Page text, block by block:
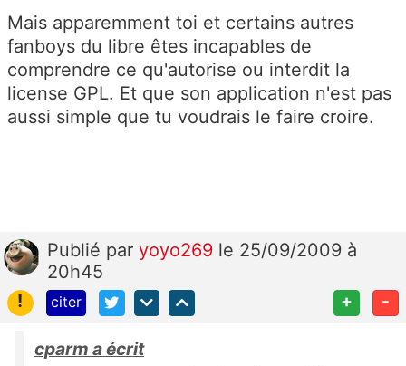
Mais apparemment toi et certains autres
fanboys du libre êtes incapables de
comprendre ce qu'autorise ou interdit la
license GPL. Et que son application n'est pas
aussi simple que tu voudrais le faire croire.
Publié par yoyo269 le 25/09/2009 à
20h45
!
citer + -
cparm a écrit